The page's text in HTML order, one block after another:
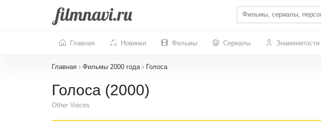
Главная Новинки Фильмы Сериалы Знаменитости
Главная › Фильмы 2000 года › Голоса
Голоса (2000)
Other Voices